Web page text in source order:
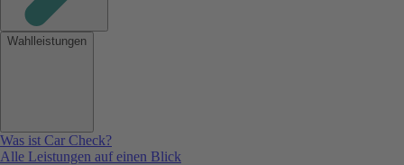
Wahlleistungen
Was ist Car Check?
Alle Leistungen auf einen Blick